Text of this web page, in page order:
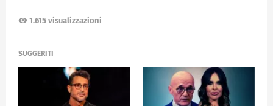
1.615 visualizzazioni
SUGGERITI